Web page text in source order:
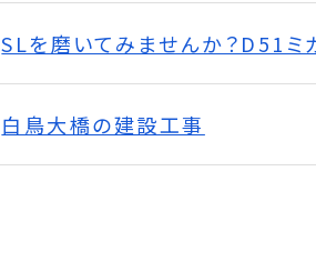
SLを磨いてみませんか？D51ミ
白鳥大橋の建設工事